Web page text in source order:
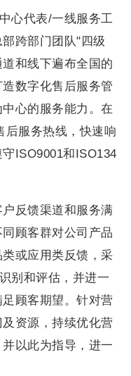
心代表/一线服务工
跨部门团队"四级
和线下遍布全国的
数字化售后服务管
心的服务能力。在
后服务热线，快速响
ISO9001和ISO134
反馈渠道和服务满
顾客群对公司产品
或应用类反馈，采
别和评估，并进一
顾客期望。针对营
资源，持续优化营
以此为指导，进一